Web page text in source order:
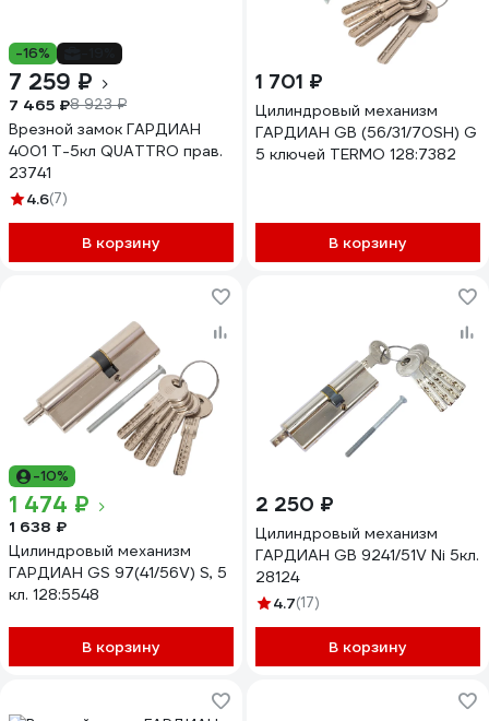
-16%
7 259 ₽
7 465 ₽8 923 ₽
Врезной замок ГАРДИАН
4001 Т-5кл QUATTRO прав.
23741
4.6(7)
В корзину
1 701 ₽
Цилиндровый механизм
ГАРДИАН GB (56/31/70SH) G
5 ключей TERMO 128:7382
В корзину
-10%
1 474 ₽
1 638 ₽
Цилиндровый механизм
ГАРДИАН GS 97(41/56V) S, 5
кл. 128:5548
В корзину
2 250 ₽
Цилиндровый механизм
ГАРДИАН GB 9241/51V Ni 5кл.
28124
4.7(17)
В корзину